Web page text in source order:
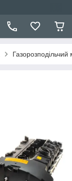
Газорозподільчий